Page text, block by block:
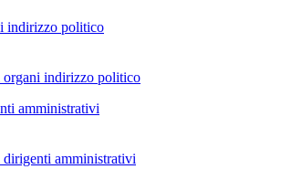
indirizzo politico
organi indirizzo politico
amministrativi
amministrativi